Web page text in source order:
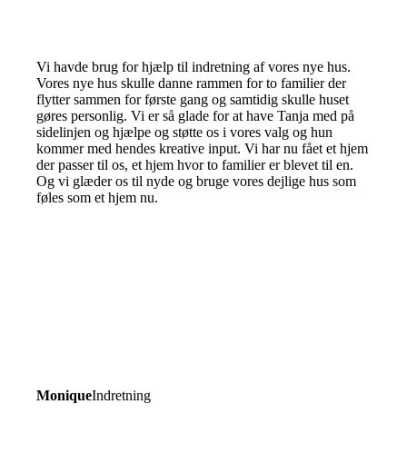
Vi havde brug for hjælp til indretning af vores nye hus.
Vores nye hus skulle danne rammen for to familier der
flytter sammen for første gang og samtidig skulle huset
gøres personlig. Vi er så glade for at have Tanja med på
sidelinjen og hjælpe og støtte os i vores valg og hun
kommer med hendes kreative input. Vi har nu fået et hjem
der passer til os, et hjem hvor to familier er blevet til en.
Og vi glæder os til nyde og bruge vores dejlige hus som
føles som et hjem nu.
MoniqueIndretning